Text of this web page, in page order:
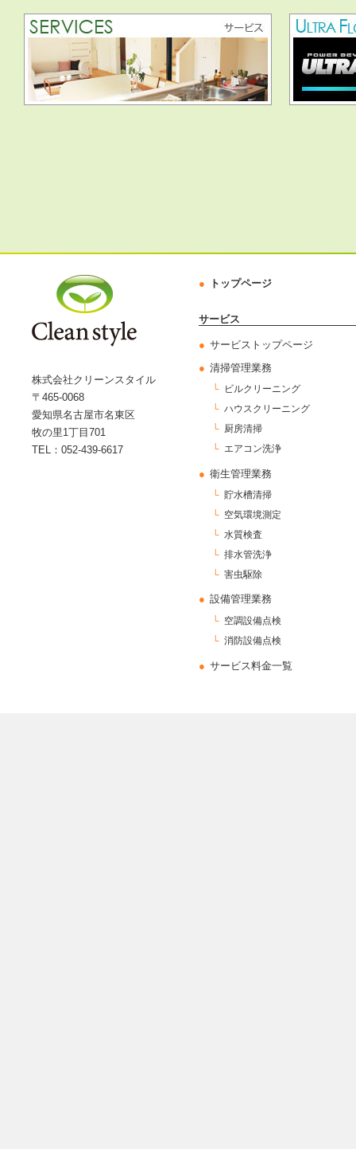
株式会社クリーンスタイル
〒465-0068
愛知県名古屋市名東区
牧の里1丁目701
TEL：052-439-6617
トップページ
サービス
サービストップページ
清掃管理業務
ビルクリーニング
ハウスクリーニング
厨房清掃
エアコン洗浄
衛生管理業務
貯水槽清掃
空気環境測定
水質検査
排水管洗浄
害虫駆除
設備管理業務
空調設備点検
消防設備点検
サービス料金一覧